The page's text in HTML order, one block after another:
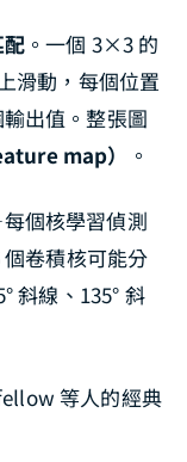
。一個 3×3 的
滑動，每個位置
出值。整張圖
map） 。
個核學習偵測
卷積核可能分
斜線、135° 斜
等人的經典